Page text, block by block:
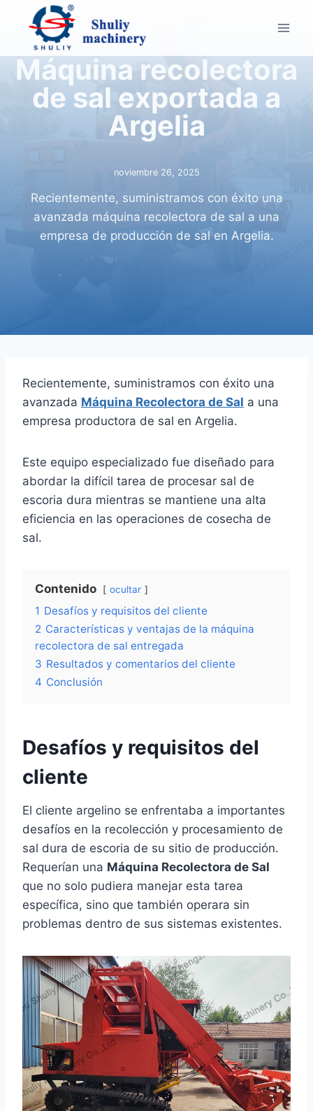
contenido
Máquina recolectora
de sal exportada a
Argelia
noviembre 26, 2025
Recientemente, suministramos con éxito una
avanzada máquina recolectora de sal a una
empresa de producción de sal en Argelia.
Recientemente, suministramos con éxito una
avanzada Máquina Recolectora de Sal a una
empresa productora de sal en Argelia.
Este equipo especializado fue diseñado para
abordar la difícil tarea de procesar sal de
escoria dura mientras se mantiene una alta
eficiencia en las operaciones de cosecha de
sal.
Contenido ocultar
1 Desafíos y requisitos del cliente
2 Características y ventajas de la máquina
recolectora de sal entregada
3 Resultados y comentarios del cliente
4 Conclusión
Desafíos y requisitos del
cliente
El cliente argelino se enfrentaba a importantes
desafíos en la recolección y procesamiento de
sal dura de escoria de su sitio de producción.
Requerían una Máquina Recolectora de Sal
que no solo pudiera manejar esta tarea
específica, sino que también operara sin
problemas dentro de sus sistemas existentes.